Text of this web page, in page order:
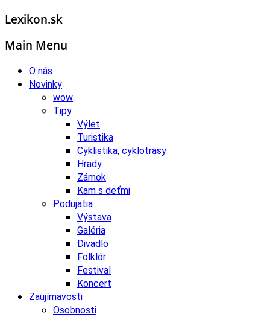
Lexikon.sk
Main Menu
O nás
Novinky
wow
Tipy
Výlet
Turistika
Cyklistika, cyklotrasy
Hrady
Zámok
Kam s deťmi
Podujatia
Výstava
Galéria
Divadlo
Folklór
Festival
Koncert
Zaujímavosti
Osobnosti